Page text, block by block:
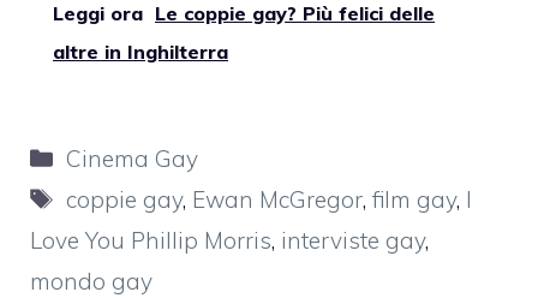
Leggi ora Le coppie gay? Più felici delle
altre in Inghilterra
Categorie
Cinema Gay
Tag
coppie gay, Ewan McGregor,film gay, I
Love You Phillip Morris, interviste gay,
mondo gay